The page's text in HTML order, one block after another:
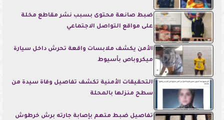
ضبط صانعة محتوى بسبب نشر مقاطع مخلة
على مواقع التواصل الاجتماعي
الأمن يكشف ملابسات واقعة تحرش داخل سيارة
ميكروباص بأسيوط
التحقيقات الأمنية تكشف تفاصيل وفاة سيدة من
سطح منزلها بالمحلة
تفاصيل ضبط متهم بإصابة جارته برش خرطوش